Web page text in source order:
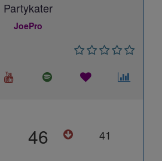
Partykater
JoePro
46 41